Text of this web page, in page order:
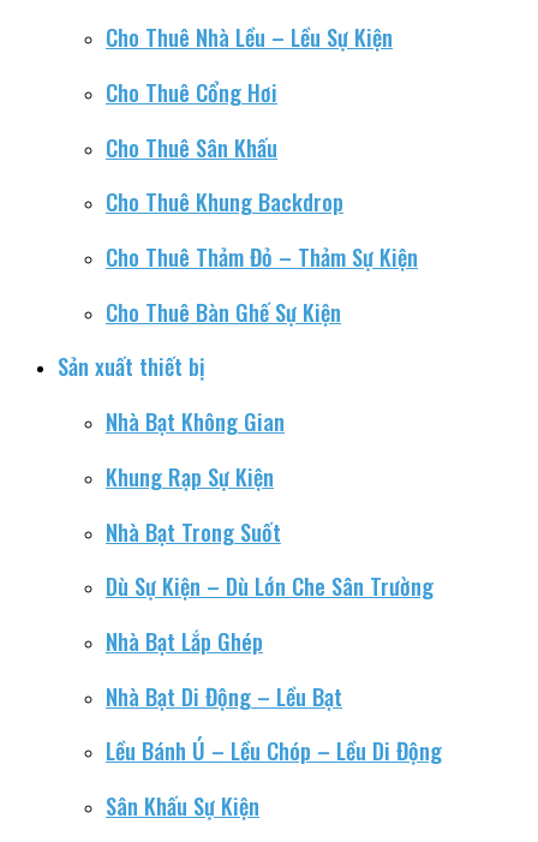
Cho Thuê Nhà Lều – Lều Sự Kiện
Cho Thuê Cổng Hơi
Cho Thuê Sân Khấu
Cho Thuê Khung Backdrop
Cho Thuê Thảm Đỏ – Thảm Sự Kiện
Cho Thuê Bàn Ghế Sự Kiện
Sản xuất thiết bị
Nhà Bạt Không Gian
Khung Rạp Sự Kiện
Nhà Bạt Trong Suốt
Dù Sự Kiện – Dù Lớn Che Sân Trường
Nhà Bạt Lắp Ghép
Nhà Bạt Di Động – Lều Bạt
Lều Bánh Ú – Lều Chóp – Lều Di Động
Sân Khấu Sự Kiện